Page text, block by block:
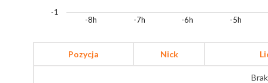
-8h -7h -6h -5h
-1
Pozycja Nick